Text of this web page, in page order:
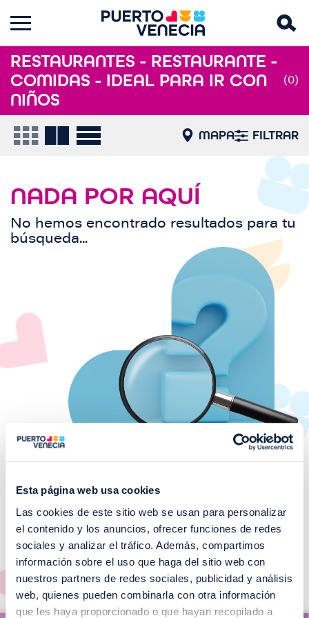
Esta página web usa cookies
Las cookies de este sitio web se usan para personalizar
el contenido y los anuncios, ofrecer funciones de redes
sociales y analizar el tráfico. Además, compartimos
información sobre el uso que haga del sitio web con
nuestros partners de redes sociales, publicidad y análisis
web, quienes pueden combinarla con otra información
que les haya proporcionado o que hayan recopilado a
RESTAURANTES - RESTAURANTE -
COMIDAS - IDEAL PARA IR CON
NIÑOS
(0)
MAPA FILTRAR
NADA POR AQUÍ
No hemos encontrado resultados para tu
búsqueda...
¡No te pierdas nuestros
EVENTOS!
Ver todos >